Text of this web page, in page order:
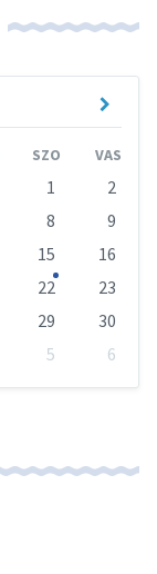
SZO VAS
1
2
8
9
15
16
22
23
29
30
5
6